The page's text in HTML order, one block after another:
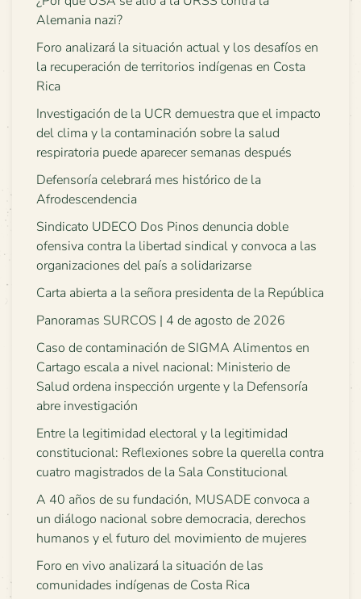
Alemania nazi?
Foro analizará la situación actual y los desafíos en
la recuperación de territorios indígenas en Costa
Rica
Investigación de la UCR demuestra que el impacto
del clima y la contaminación sobre la salud
respiratoria puede aparecer semanas después
Defensoría celebrará mes histórico de la
Afrodescendencia
Sindicato UDECO Dos Pinos denuncia doble
ofensiva contra la libertad sindical y convoca a las
organizaciones del país a solidarizarse
Carta abierta a la señora presidenta de la República
Panoramas SURCOS | 4 de agosto de 2026
Caso de contaminación de SIGMA Alimentos en
Cartago escala a nivel nacional: Ministerio de
Salud ordena inspección urgente y la Defensoría
abre investigación
Entre la legitimidad electoral y la legitimidad
constitucional: Reflexiones sobre la querella contra
cuatro magistrados de la Sala Constitucional
A 40 años de su fundación, MUSADE convoca a
un diálogo nacional sobre democracia, derechos
humanos y el futuro del movimiento de mujeres
Foro en vivo analizará la situación de las
comunidades indígenas de Costa Rica